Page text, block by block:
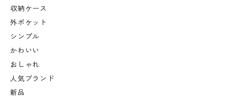
収納ケース
外ポケット
シンプル
かわいい
おしゃれ
人気ブランド
新品